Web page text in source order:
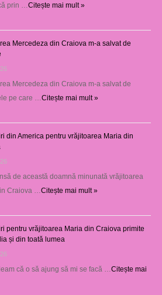
prin … Citește mai mult »
Mercedeza din Craiova m-a salvat de
Mercedeza din Craiova m-a salvat de
pe care … Citește mai mult »
din America pentru vrăjitoarea Maria din
de această doamnă minunată vrăjitoarea
Craiova … Citește mai mult »
pentru vrăjitoarea Maria din Craiova primite
și din toată lumea
că o să ajung să mi se facă … Citește mai